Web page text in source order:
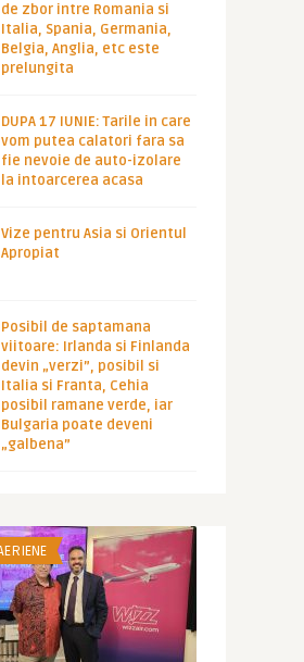
de zbor intre Romania si
Italia, Spania, Germania,
Belgia, Anglia, etc este
prelungita
DUPA 17 IUNIE: Tarile in care
vom putea calatori fara sa
fie nevoie de auto-izolare
la intoarcerea acasa
Vize pentru Asia si Orientul
Apropiat
Posibil de saptamana
viitoare: Irlanda si Finlanda
devin „verzi”, posibil si
Italia si Franta, Cehia
posibil ramane verde, iar
Bulgaria poate deveni
„galbena”